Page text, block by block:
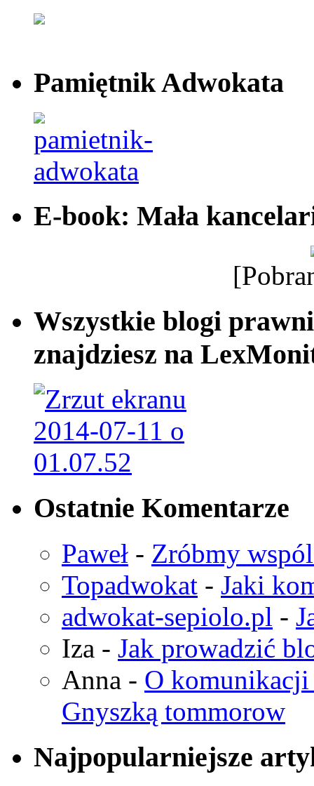
Pamiętnik Adwokata
E-book: Mała
Wszystkie blogi
znajdziesz na
Ostatnie Komentarze
Paweł - Zróbmy
Topadwokat - Jaki
adwokat-sepiolo.pl -
Iza - Jak prowadzić
Anna - O komunikacji
Gnyszką tommorow
Najpopularniejsze